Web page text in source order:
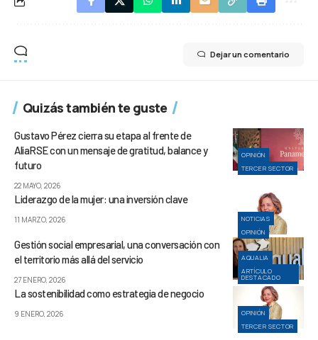
Dejar un comentario
Quizás también te guste
OPINIÓN
TERCER SECTOR
Gustavo Pérez cierra su etapa al frente de
AliaRSE con un mensaje de gratitud, balance y
futuro
22 MAYO, 2026
NOTICIAS
OPINIÓN
Liderazgo de la mujer: una inversión clave
11 MARZO, 2026
AQUALIA
ARTÍCULO
DESTACADO
Gestión social empresarial, una conversación con
el territorio más allá del servicio
27 ENERO, 2026
OPINIÓN
TERCER SECTOR
La sostenibilidad como estrategia de negocio
9 ENERO, 2026